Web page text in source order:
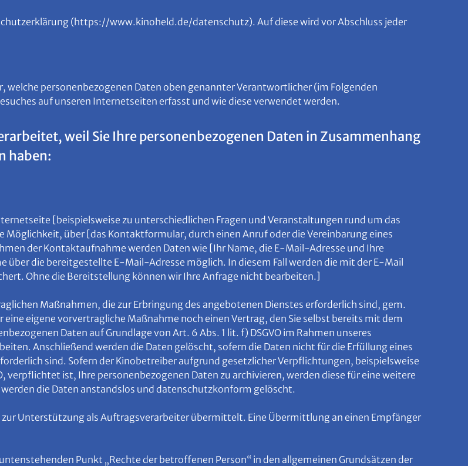
(https://www.kinoheld.de/datenschutz). Auf diese wird vor Abschluss jeder
welche personenbezogenen Daten oben genannter Verantwortlicher (im Folgenden
auf unseren Internetseiten erfasst und wie diese verwendet werden.
weil Sie Ihre personenbezogenen Daten in Zusammenhang
haben:
[beispielsweise zu unterschiedlichen Fragen und Veranstaltungen rund um das
über [das Kontaktformular, durch einen Anruf oder die Vereinbarung eines
der Kontaktaufnahme werden Daten wie [Ihr Name, die E-Mail-Adresse und Ihre
die bereitgestellte E-Mail-Adresse möglich. In diesem Fall werden die mit der E-Mail
Ohne die Bereitstellung können wir Ihre Anfrage nicht bearbeiten.]
Maßnahmen, die zur Erbringung des angebotenen Dienstes erforderlich sind, gem.
eigene vorvertragliche Maßnahme noch einen Vertrag, den Sie selbst bereits mit dem
Daten auf Grundlage von Art. 6 Abs. 1 lit. f) DSGVO im Rahmen unseres
Anschließend werden die Daten gelöscht, sofern die Daten nicht für die Erfüllung eines
sind. Sofern der Kinobetreiber aufgrund gesetzlicher Verpflichtungen, beispielsweise
ist, Ihre personenbezogenen Daten zu archivieren, werden diese für eine weitere
die Daten anstandslos und datenschutzkonform gelöscht.
zur Unterstützung als Auftragsverarbeiter übermittelt. Eine Übermittlung an einen Empfänger
Punkt „Rechte der betroffenen Person“ in den allgemeinen Grundsätzen der